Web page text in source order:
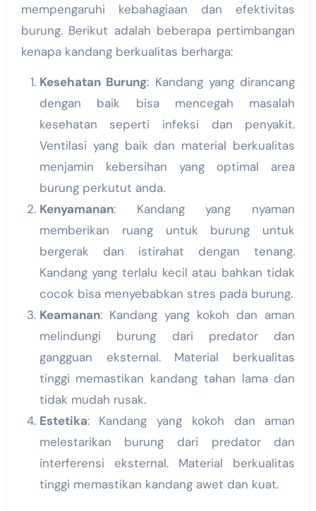
mempengaruhi kebahagiaan dan efektivitas
burung. Berikut adalah beberapa pertimbangan
kenapa kandang berkualitas berharga:
Kesehatan Burung: Kandang yang dirancang
dengan baik bisa mencegah masalah
kesehatan seperti infeksi dan penyakit.
Ventilasi yang baik dan material berkualitas
menjamin kebersihan yang optimal area
burung perkutut anda.
Kenyamanan: Kandang yang nyaman
memberikan ruang untuk burung untuk
bergerak dan istirahat dengan tenang.
Kandang yang terlalu kecil atau bahkan tidak
cocok bisa menyebabkan stres pada burung.
Keamanan: Kandang yang kokoh dan aman
melindungi burung dari predator dan
gangguan eksternal. Material berkualitas
tinggi memastikan kandang tahan lama dan
tidak mudah rusak.
Estetika: Kandang yang kokoh dan aman
melestarikan burung dari predator dan
interferensi eksternal. Material berkualitas
tinggi memastikan kandang awet dan kuat.